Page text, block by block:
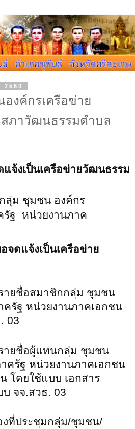
2560
องค์กรเครือข่าย
ภาวัฒนธรรมตำบล
จ้งเป็นเครือข่ายวัฒนธรรม
ม ชุมชน องค์กร
รัฐ หน่วยงานภาค
จดแจ้งเป็นเครือข่าย
ชื่อสมาชิกกลุ่ม ชุมชน
ครัฐ หน่วยงานภาคเอกชน
03
ชื่อผู้แทนกลุ่ม ชุมชน
ครัฐ หน่วยงานภาคเอกชน
โดยใช้แบบ เอกสาร
จจ.สวธ. 03
ประชุมกลุ่ม/ชุมชน/